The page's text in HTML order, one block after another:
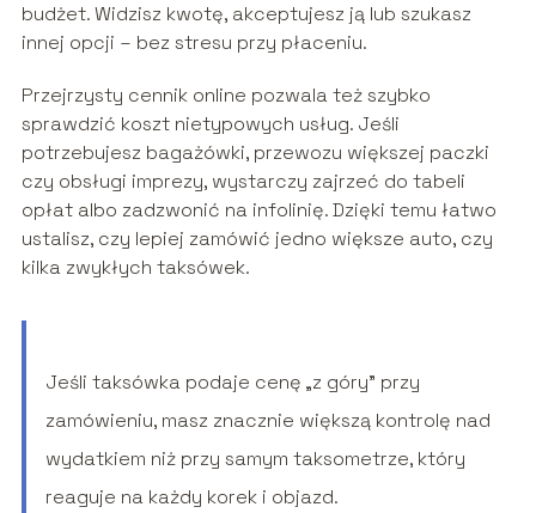
budżet. Widzisz kwotę, akceptujesz ją lub szukasz
innej opcji – bez stresu przy płaceniu.
Przejrzysty cennik online pozwala też szybko
sprawdzić koszt nietypowych usług. Jeśli
potrzebujesz bagażówki, przewozu większej paczki
czy obsługi imprezy, wystarczy zajrzeć do tabeli
opłat albo zadzwonić na infolinię. Dzięki temu łatwo
ustalisz, czy lepiej zamówić jedno większe auto, czy
kilka zwykłych taksówek.
Jeśli taksówka podaje cenę „z góry” przy
zamówieniu, masz znacznie większą kontrolę nad
wydatkiem niż przy samym taksometrze, który
reaguje na każdy korek i objazd.